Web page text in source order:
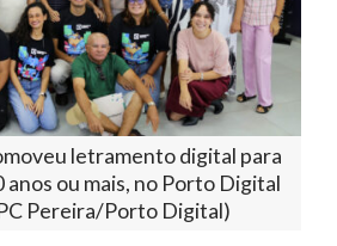
letramento digital para
anos ou mais, no Porto Digital
Pereira/Porto Digital)